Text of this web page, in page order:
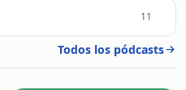
11
Todos los pódcasts